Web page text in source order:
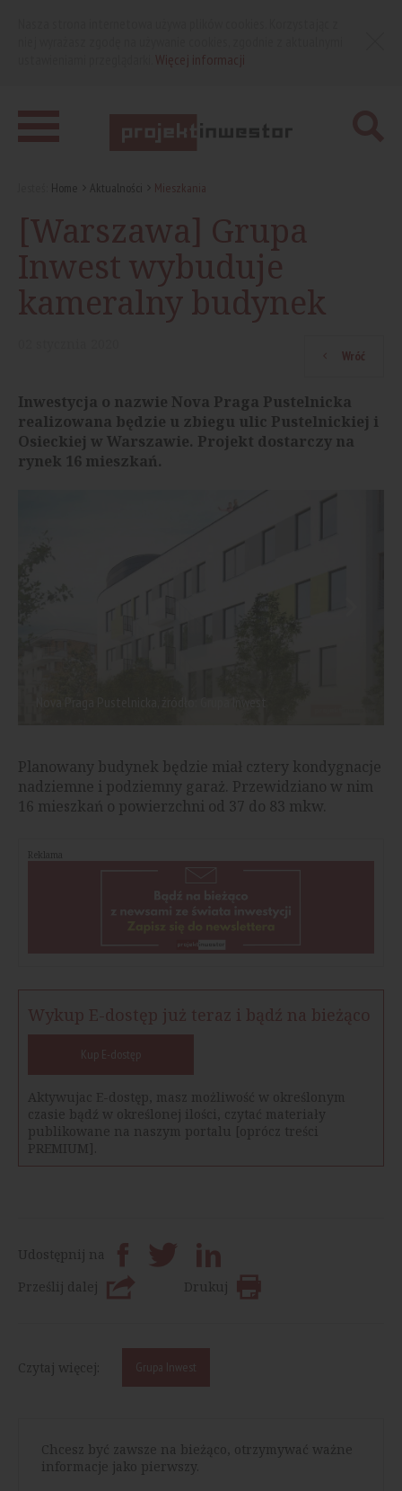
Home Aktualności Mieszkania
[Warszawa] Grupa
Inwest wybuduje
kameralny budynek
Wróć
Inwestycja o nazwie Nova Praga Pustelnicka
realizowana będzie u zbiegu ulic Pustelnickiej i
Osieckiej w Warszawie. Projekt dostarczy na
rynek 16 mieszkań.
Planowany budynek będzie miał cztery kondygnacje
nadziemne i podziemny garaż. Przewidziano w nim
16 mieszkań o powierzchni od 37 do 83 mkw.
Reklama
Wykup E-dostęp już teraz i bądź na bieżąco
Kup E-dostęp
Aktywujac E-dostęp, masz możliwość w określonym
czasie bądź w określonej ilości, czytać materiały
publikowane na naszym portalu [oprócz treści
PREMIUM].
Udostępnij na
Prześlij dalej
Drukuj
Czytaj więcej: Grupa Inwest
Chcesz być zawsze na bieżąco, otrzymywać ważne
informacje jako pierwszy.